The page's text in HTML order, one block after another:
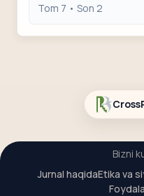
Tom 7 • Son 2
Bizni
Jurnal haqidaEtika va